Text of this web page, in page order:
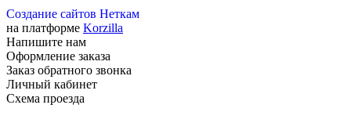
Создание сайтов Неткам
на платформе Korzilla
Напишите нам
Оформление заказа
Заказ обратного звонка
Личный кабинет
Схема проезда